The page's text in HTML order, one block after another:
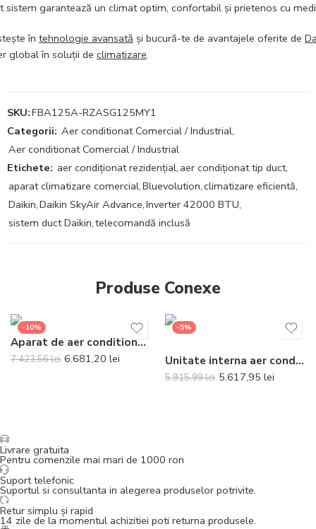
sistem garantează un climat optim, confortabil și prietenos cu
în tehnologie avansată și bucură-te de avantajele oferite de
global în soluții de climatizare.
SKU:FBA125A-RZASG125MY1
Categorii: Aer conditionat Comercial / Industrial,
Aer conditionat Comercial / Industrial
Etichete: aer condiționat rezidențial, aer condiționat tip duct,
aparat climatizare comercial,Bluevolution,climatizare eficientă,
Daikin,Daikin SkyAir Advance,Inverter 42000 BTU,
sistem duct Daikin,telecomandă inclusă
Produse Conexe
-10%
Aparat de aer conditionat Daikin Sensira Bluevolution FTXC71E-RXC71E Inverter 24000 BTU – Telecomanda inclusa
7.423,56lei 6.681,20 lei
-5%
Unitate interna aer conditionat tip caseta Daikin FFA50A9 18000 BTU
5.915,99lei 5.617,95 lei
Livrare gratuita
Pentru comenzile mai mari de 1000 ron
Suport telefonic
Suportul si consultanta in alegerea produselor potrivite.
Retur simplu și rapid
14 zile de la momentul achizitiei poti returna produsele.